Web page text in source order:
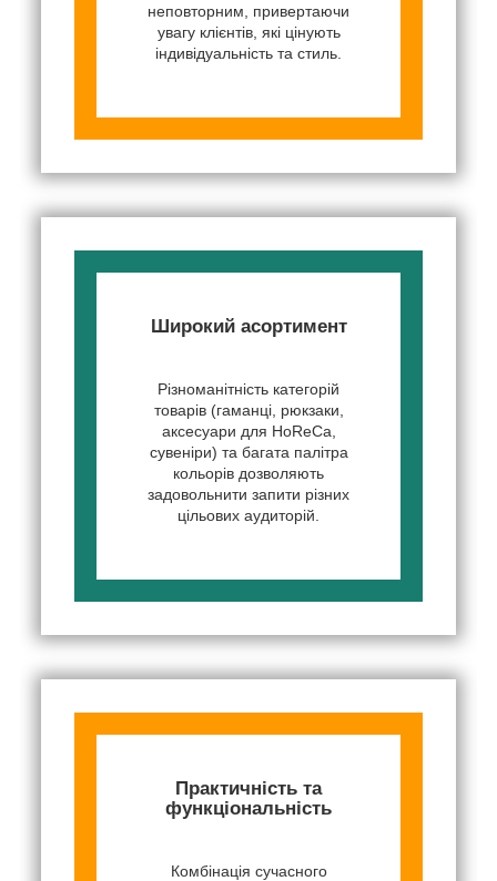
неповторним, привертаючи
увагу клієнтів, які цінують
індивідуальність та стиль.
Широкий асортимент
Різноманітність категорій
товарів (гаманці, рюкзаки,
аксесуари для HoReCa,
сувеніри) та багата палітра
кольорів дозволяють
задовольнити запити різних
цільових аудиторій.
Практичність та
функціональність
Комбінація сучасного